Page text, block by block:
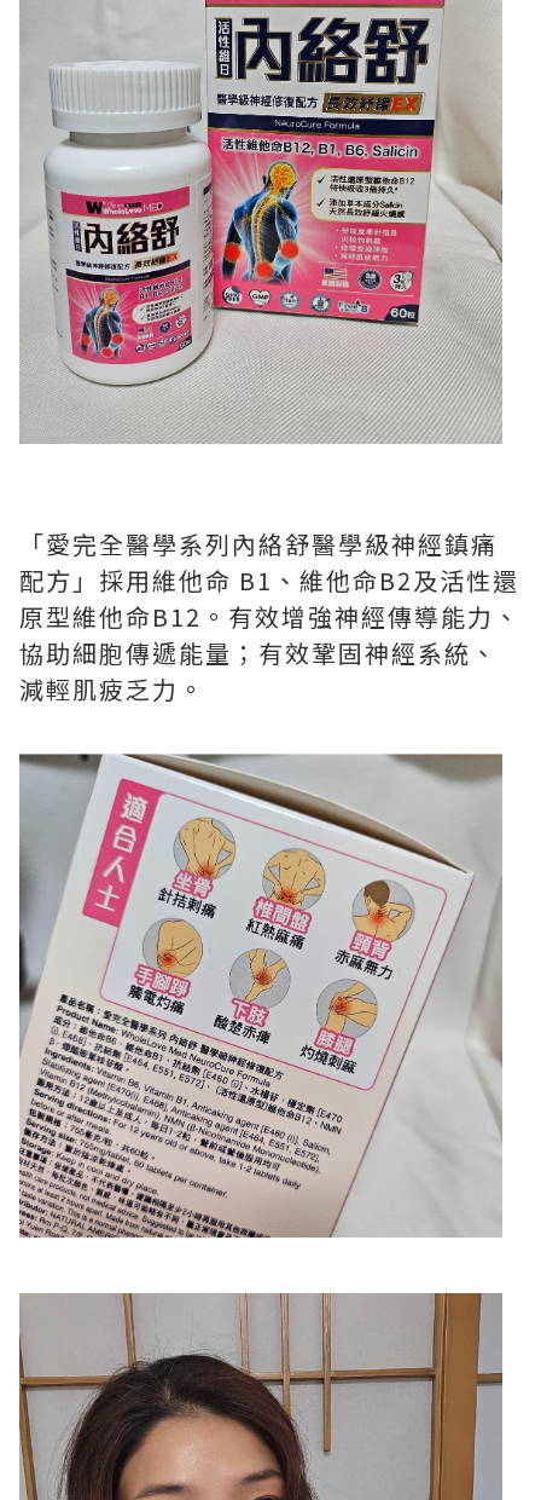
「愛完全醫學系列內絡舒醫學級神經鎮痛
配方」採用維他命 B1、維他命B2及活性還
原型維他命B12。有效增強神經傳導能力、
協助細胞傳遞能量；有效鞏固神經系統、
減輕肌疲乏力。